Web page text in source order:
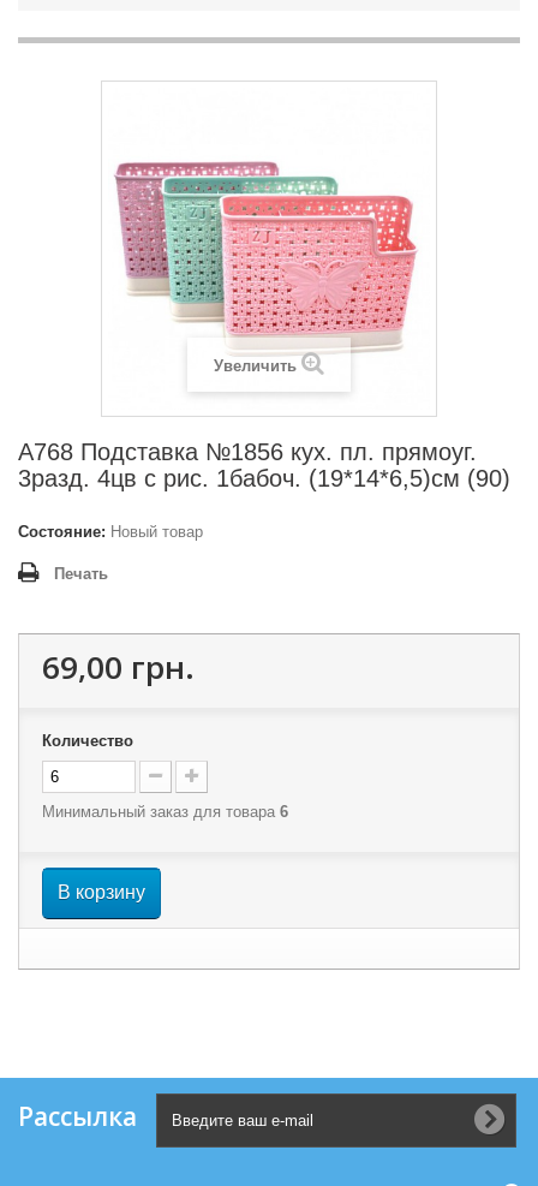
Увеличить
A768 Подставка №1856 кух. пл. прямоуг.
3разд. 4цв с рис. 1бабоч. (19*14*6,5)см (90)
Состояние: Новый товар
Печать
69,00 грн.
Количество
Минимальный заказ для товара 6
В корзину
Рассылка